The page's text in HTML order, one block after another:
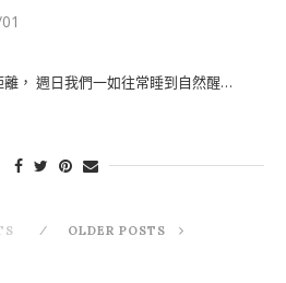
， 週日我們一如往常睡到自然醒…
OLDER POSTS